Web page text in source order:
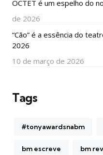
OCTET é um espelho do
de 2026
“Cão” é a essência do
2026
10 de março de 2026
Tags
#tonyawardsnabm
bm escreve bm